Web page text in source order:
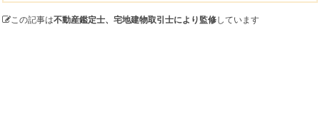
この記事は不動産鑑定士、宅地建物取引士により監修しています